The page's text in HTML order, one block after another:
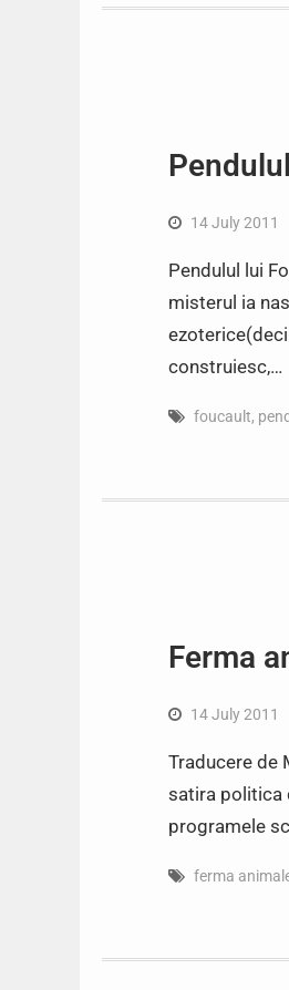
14 July 2011
Pendulul lui
misterul ia
construiesc,…
foucault,
Ferma
14 July 2011
Traducere de
satira politica
programele
ferma